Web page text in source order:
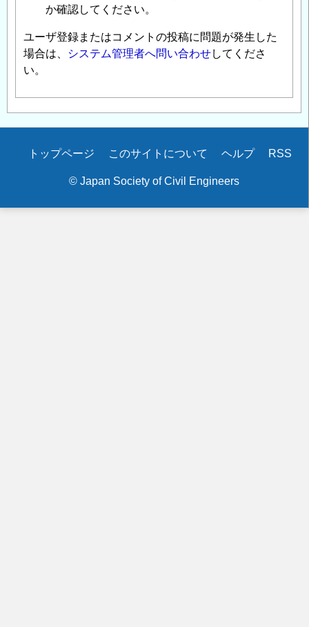
か確認してください。
ユーザ登録またはコメントの投稿に問題が発生した
場合は、
システム管理者へ問い合わせしてくださ
い。
Secondary
トップページ このサイトについて ヘルプ RSS
© Japan Society of Civil Engineers